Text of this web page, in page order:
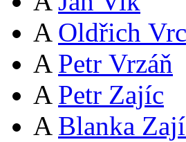
A Oldřich
A Petr Vrzáň
A Petr Zajíc
A Blanka